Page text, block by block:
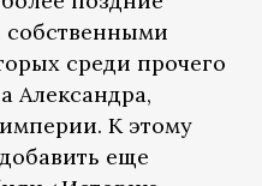
собственными
среди прочего
Александра,
К этому
еще